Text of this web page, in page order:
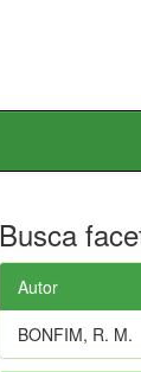
Busca
Autor
BONFIM, R. M.